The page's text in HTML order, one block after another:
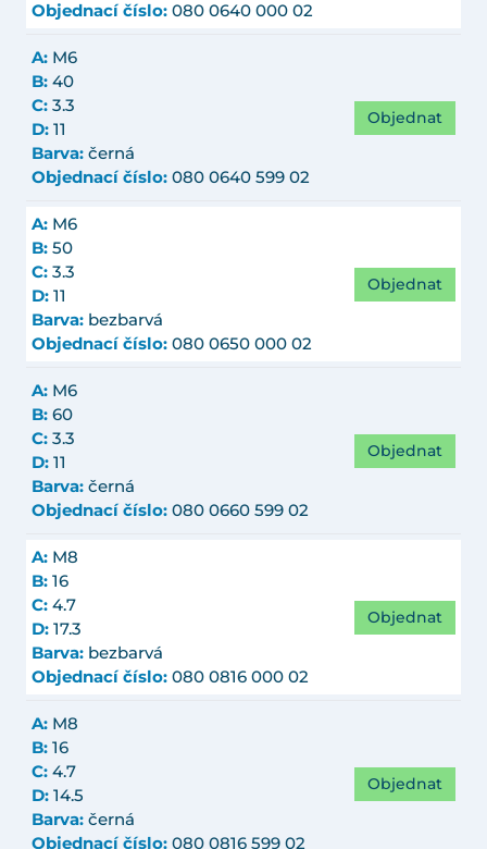
Objednací číslo: 080 0640 000 02
A: M6
B: 40
C: 3.3
D: 11
Barva: černá
Objednací číslo: 080 0640 599 02
Objednat
A: M6
B: 50
C: 3.3
D: 11
Barva: bezbarvá
Objednací číslo: 080 0650 000 02
Objednat
A: M6
B: 60
C: 3.3
D: 11
Barva: černá
Objednací číslo: 080 0660 599 02
Objednat
A: M8
B: 16
C: 4.7
D: 17.3
Barva: bezbarvá
Objednací číslo: 080 0816 000 02
Objednat
A: M8
B: 16
C: 4.7
D: 14.5
Barva: černá
Objednací číslo: 080 0816 599 02
Objednat